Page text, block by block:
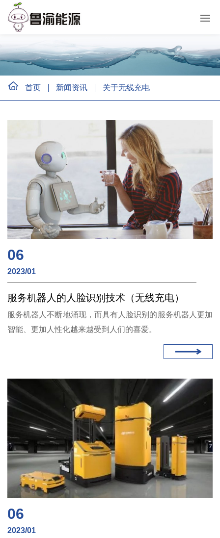
首页 新闻资讯 关于无线充电
06
2023/01
服务机器人的人脸识别技术（无线充电）
服务机器人不断地涌现，而具有人脸识别的服务机器人更加
智能、更加人性化越来越受到人们的喜爱。
06
2023/01